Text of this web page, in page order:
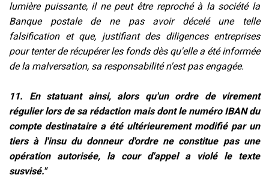
lumière puissante, il ne peut être reproché à la société la
Banque postale de ne pas avoir décelé une telle
falsification et que, justifiant des diligences entreprises
pour tenter de récupérer les fonds dès qu'elle a été informée
de la malversation, sa responsabilité n'est pas engagée.
11. En statuant ainsi, alors qu'un ordre de virement
régulier lors de sa rédaction mais dont le numéro IBAN du
compte destinataire a été ultérieurement modifié par un
tiers à l'insu du donneur d'ordre ne constitue pas une
opération autorisée, la cour d'appel a violé le texte
susvisé."